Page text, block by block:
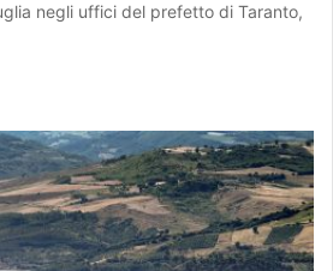
negli uffici del prefetto di Taranto,